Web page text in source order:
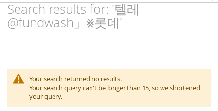
Search results for: '텔레
@fundwash」⨳롯데'
Your search returned no results.
Your search query can't be longer than 15, so we shortened
your query.